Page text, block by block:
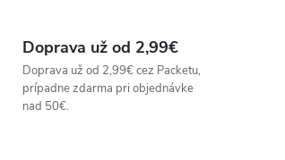
Doprava už od 2,99€
Doprava už od 2,99€ cez Packetu,
prípadne zdarma pri objednávke
nad 50€.